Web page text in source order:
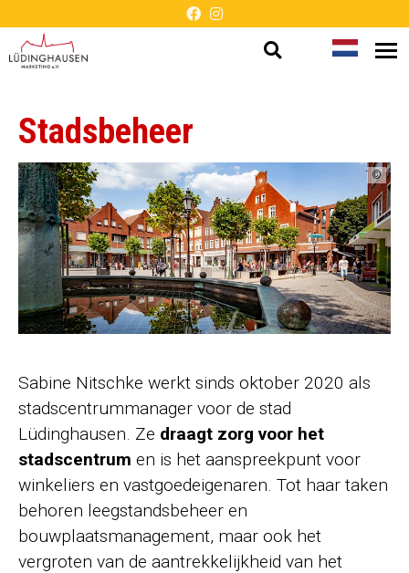
Open
Taal
Stadsbeheer
©
Sabine Nitschke werkt sinds oktober 2020 als
stadscentrummanager voor de stad
Lüdinghausen. Ze draagt zorg voor het
stadscentrum en is het aanspreekpunt voor
winkeliers en vastgoedeigenaren. Tot haar taken
behoren leegstandsbeheer en
bouwplaatsmanagement, maar ook het
vergroten van de aantrekkelijkheid van het